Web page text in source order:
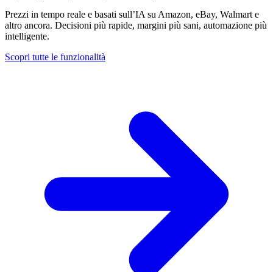
Prezzi in tempo reale e basati sull’IA su Amazon, eBay, Walmart e
altro ancora. Decisioni più rapide, margini più sani, automazione più
intelligente.
Scopri tutte le funzionalità